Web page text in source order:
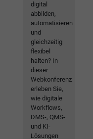
digital
abbilden,
automatisieren
und
gleichzeitig
flexibel
halten? In
dieser
Webkonferenz
erleben Sie,
wie digitale
Workflows,
DMS-, QMS-
und KI-
Lösungen